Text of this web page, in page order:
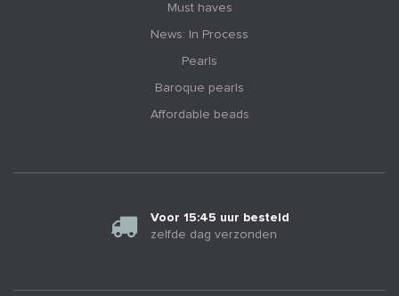
Must haves
News: In Process
Pearls
Baroque pearls
Affordable beads
Voor 15:45 uur besteld
zelfde dag verzonden